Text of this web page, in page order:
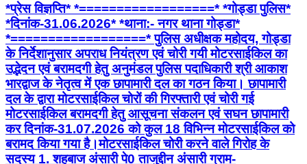
*प्रेस विज्ञप्ति* *==================* *गोड्डा पुलिस*
*दिनांक-31.06.2026* *थाना:- नगर थाना गोड्डा*
*==================* पुलिस अधीक्षक महोदय, गोड्डा
के निर्देशानुसार अपराध नियंत्रण एवं चोरी गयी मोटरसाईकिल का
उद्भेदन एवं बरामदगी हेतु अनुमंडल पुलिस पदाधिकारी श्री आकाश
भारद्वाज के नेतृत्व में एक छापामारी दल का गठन किया। छापामारी
दल के द्वारा मोटरसाईकिल चोरों की गिरफ्तारी एवं चोरी गई
मोटरसाईकिल बरामदगी हेतु आसूचना संकलन एवं सघन छापामारी
कर दिनांक-31.07.2026 को कुल 18 विभिन्न मोटरसाईकिल को
बरामद किया गया है।मोटरसाईकिल चोरी करने वाले गिरोह के
सदस्य 1. शहबाज अंसारी पे0 ताजुद्दीन अंसारी ग्राम-